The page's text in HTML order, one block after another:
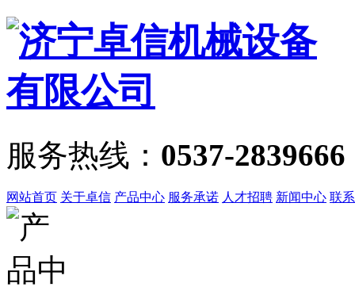
服务热线： 0537-
网站首页 关于卓信 产品中心 服务承诺 人才招聘 新闻中心 联